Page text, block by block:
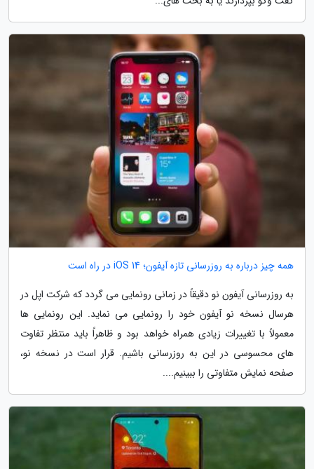
همه چیز درباره به روزرسانی تازه آیفون؛ iOS 14 در راه است
به روزرسانی آیفون نو دقیقاً در زمانی رونمایی می گردد که شرکت اپل در
هرسال نسخه نو آیفون خود را رونمایی می نماید. این رونمایی ها
معمولاً با تغییرات زیادی همراه خواهد بود و ظاهراً باید منتظر تفاوت
های محسوسی در این به روزرسانی باشیم. قرار است در نسخه نو،
صفحه نمایش متفاوتی را ببینیم....